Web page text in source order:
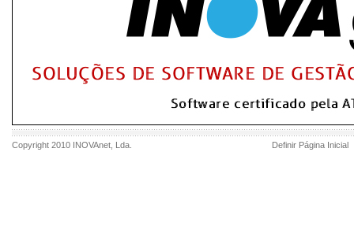
Copyright 2010 INOVAnet , Lda. Definir Página Inicial